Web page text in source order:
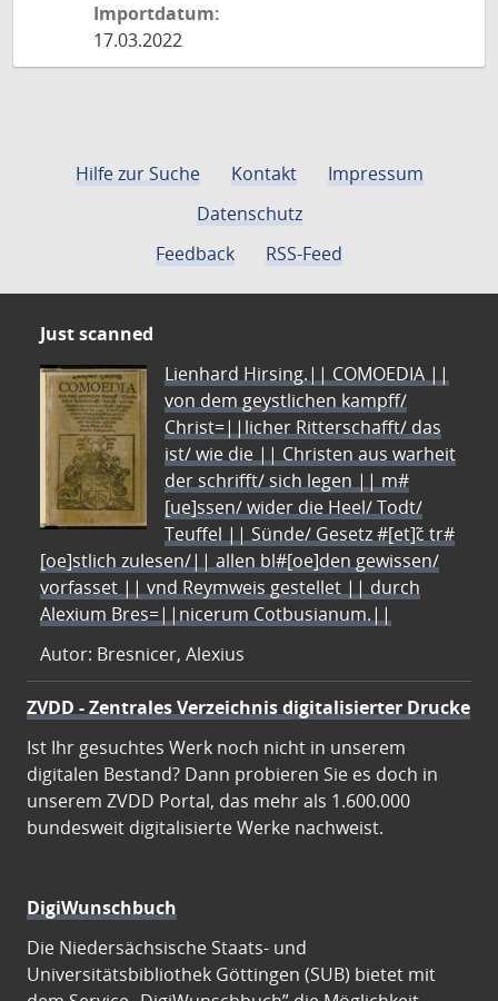
Importdatum:
17.03.2022
Hilfe zur Suche Kontakt
Impressum
Datenschutz
Feedback
RSS-Feed
Just scanned
Lienhard Hirsing.|| COMOEDIA ||
von dem geystlichen kampff/
Christ=||licher Ritterschafft/ das
ist/ wie die || Christen aus warheit
der schrifft/ sich legen || m#
[ue]ssen/ wider die Heel/ Todt/
Teuffel || Sünde/ Gesetz #[et]c̃ tr#
[oe]stlich zulesen/|| allen bl#[oe]den gewissen/
vorfasset || vnd Reymweis gestellet || durch
Alexium Bres=||nicerum Cotbusianum.||
Autor: Bresnicer, Alexius
ZVDD - Zentrales Verzeichnis digitalisierter Drucke
Ist Ihr gesuchtes Werk noch nicht in unserem
digitalen Bestand? Dann probieren Sie es doch in
unserem ZVDD Portal, das mehr als 1.600.000
bundesweit digitalisierte Werke nachweist.
DigiWunschbuch
Die Niedersächsische Staats- und
Universitätsbibliothek Göttingen (SUB) bietet mit